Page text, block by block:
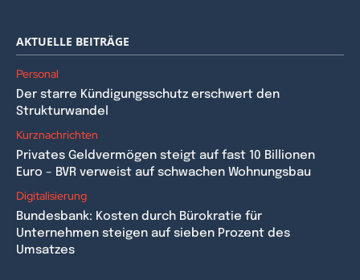
AKTUELLE BEITRÄGE
Personal
Der starre Kündigungsschutz erschwert den
Strukturwandel
Kurznachrichten
Privates Geldvermögen steigt auf fast 10 Billionen
Euro – BVR verweist auf schwachen Wohnungsbau
Digitalisierung
Bundesbank: Kosten durch Bürokratie für
Unternehmen steigen auf sieben Prozent des
Umsatzes